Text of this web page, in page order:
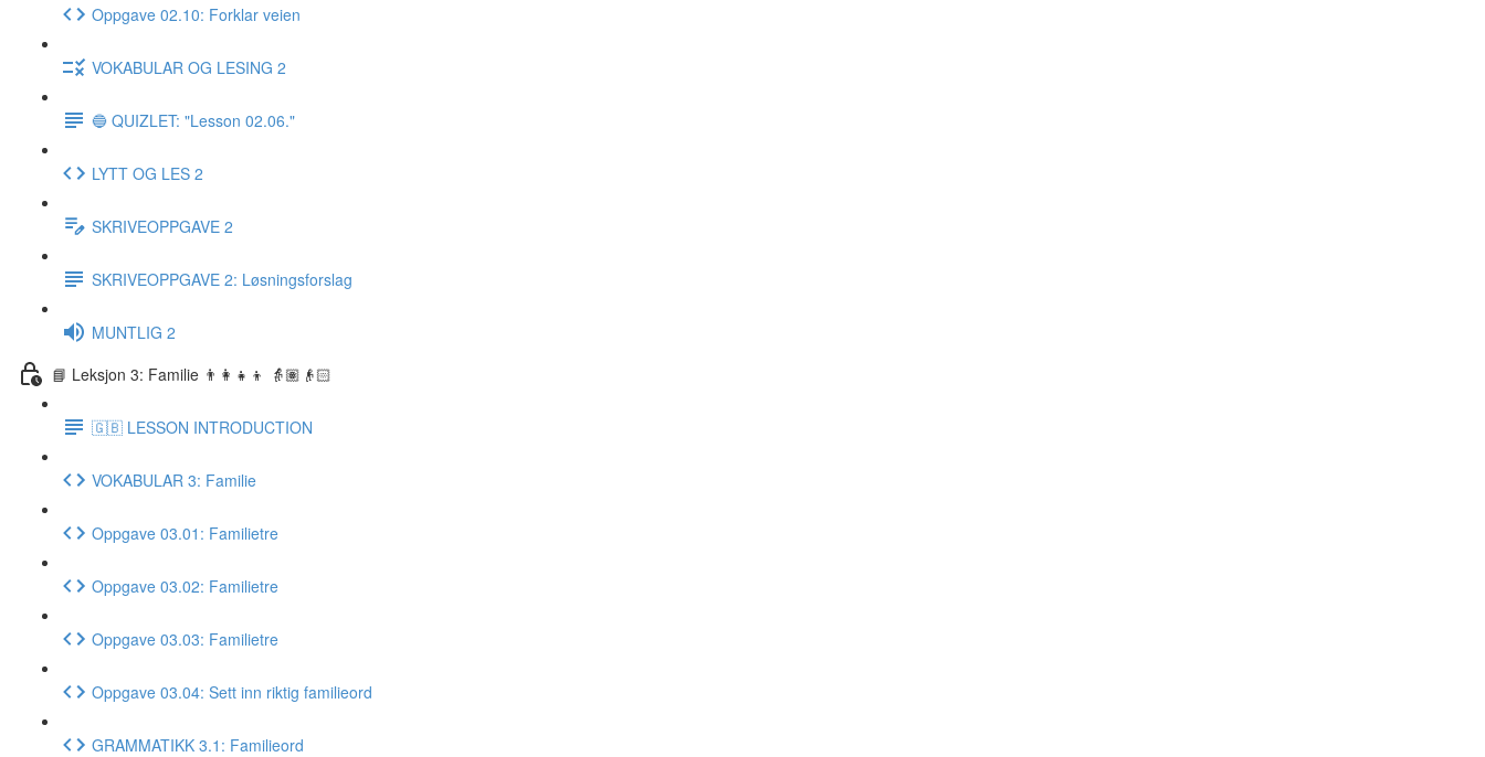
Oppgave 02.10: Forklar veien
VOKABULAR OG LESING 2
🔵 QUIZLET: "Lesson 02.06."
LYTT OG LES 2
SKRIVEOPPGAVE 2
SKRIVEOPPGAVE 2: Løsningsforslag
MUNTLIG 2
📘 Leksjon 3: Familie 👨‍👩‍👧‍👦 👵🏽👴🏻
🇬🇧 LESSON INTRODUCTION
VOKABULAR 3: Familie
Oppgave 03.01: Familietre
Oppgave 03.02: Familietre
Oppgave 03.03: Familietre
Oppgave 03.04: Sett inn riktig familieord
GRAMMATIKK 3.1: Familieord